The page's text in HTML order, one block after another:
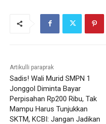
Artikulli paraprak
Sadis! Wali Murid SMPN 1
Jonggol Diminta Bayar
Perpisahan Rp200 Ribu, Tak
Mampu Harus Tunjukkan
SKTM, KCBI: Jangan Jadikan